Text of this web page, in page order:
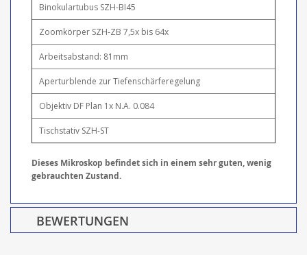
Binokulartubus SZH-BI45
Zoomkörper SZH-ZB 7,5x bis 64x
Arbeitsabstand: 81mm
Aperturblende zur Tiefenschärferegelung
Objektiv DF Plan 1x N.A. 0.084
Tischstativ SZH-ST
Dieses Mikroskop befindet sich in einem sehr guten, wenig
gebrauchten Zustand.
BEWERTUNGEN